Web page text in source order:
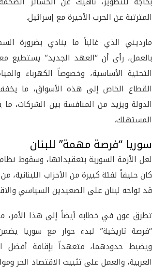
المترتبة عن الحرب الأخيرة مع إسرائيل.
مارديني الذي غالباً ما ينادي بضرورة
بالعمل، رأى أن “العهد الجديد” يستطيع
التحتية الأساسية، وخصوصاً الكهرباء
القطاع الخاص إلى هذه الأسواق، ما
الدولة ويزيد من المنافسة بين الشركات،
المستهلك.
سوريا “فرصة مهمة” للبنان
لعل الأزمة السورية بتعقيداتها، وسقوط
كان حليفاً لفئة كبيرة من الأحزاب اللبنانية،
قد تواجه لبنان على الصعيدين السياسي
تطرق عون في خطابه أيضاً إلى هذا الأمر،
“فرصة تاريخية” لبدء حوار مع سوريا
ويضبط حدودهما، متعهداً بإقامة أفضل
العربية، والعمل على تثبيت الاقتصاد الحر